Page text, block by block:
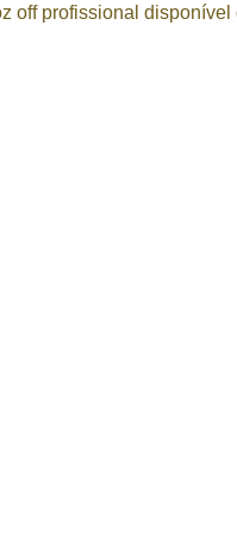
off profissional disponível